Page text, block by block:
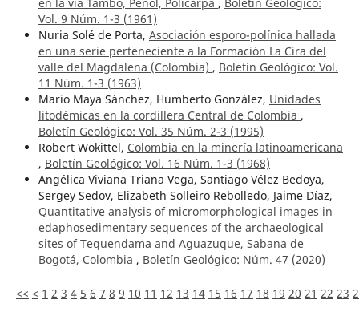
Vol. 9 Núm. 1-3 (1961)
Nuria Solé de Porta, Asociación esporo-polínica hallada
en una serie perteneciente a la Formación La Cira del
valle del Magdalena (Colombia) , Boletín Geológico: Vol.
11 Núm. 1-3 (1963)
Mario Maya Sánchez, Humberto González, Unidades
litodémicas en la cordillera Central de Colombia ,
Boletín Geológico: Vol. 35 Núm. 2-3 (1995)
Robert Wokittel, Colombia en la minería latinoamericana
, Boletín Geológico: Vol. 16 Núm. 1-3 (1968)
Angélica Viviana Triana Vega, Santiago Vélez Bedoya,
Sergey Sedov, Elizabeth Solleiro Rebolledo, Jaime Díaz,
Quantitative analysis of micromorphological images in
edaphosedimentary sequences of the archaeological
sites of Tequendama and Aguazuque, Sabana de
Bogotá, Colombia , Boletín Geológico: Núm. 47 (2020)
<< < 1 2 3 4 5 6 7 8 9 10 11 12 13 14 15 16 17 18 19 20 21 22 23